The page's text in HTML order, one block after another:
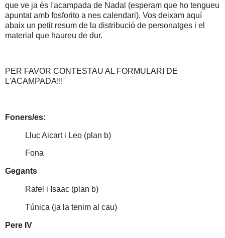
que ve ja és l'acampada de Nadal (esperam que ho tengueu
apuntat amb fosforito a nes calendari). Vos deixam aquí
abaix un petit resum de la distribució de personatges i el
material que haureu de dur.
PER FAVOR CONTESTAU AL FORMULARI DE
L'ACAMPADA!!!
Foners/es:
Lluc Aicart i Leo (plan b)
Fona
Gegants
Rafel i Isaac (plan b)
Túnica (ja la tenim al cau)
Pere IV